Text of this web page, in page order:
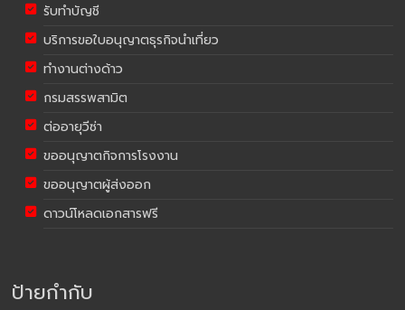
รับทำบัญชี
บริการขอใบอนุญาตธุรกิจนำเที่ยว
ทำงานต่างด้าว
กรมสรรพสามิต
ต่ออายุวีซ่า
ขออนุญาตกิจการโรงงาน
ขออนุญาตผู้ส่งออก
ดาวน์โหลดเอกสารฟรี
ป้ายกำกับ